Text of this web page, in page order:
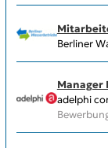
Berliner
adelphi